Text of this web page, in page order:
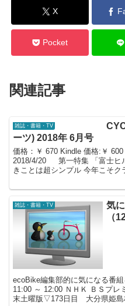
X
Pocket
関連記事
雑誌・書籍・TV
ーツ) 2018年 6月号
価格：￥ 670 Kindle 価格:￥
2018/4/20 第一特集 「富士ヒ
きことは超シンプル 今年こそ
雑誌・書籍・TV
気
（
ecoBike編集部的に気になる番
11:00 ～ 12:00 ＮＨＫ ＢＳプ
末土曜版▽173日目 大分県姫